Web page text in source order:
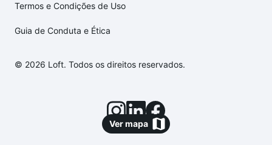
Ver mapa
Termos e Condições de Uso
Guia de Conduta e Ética
© 2026 Loft. Todos os direitos reservados.